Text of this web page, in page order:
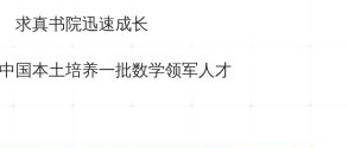
求真书院迅速成长
国本土培养一批数学领军人才